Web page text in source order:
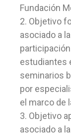
Fundación
2. Objetivo
asociado a la
estudiantes
seminarios
por
el marco de
3. Objetivo
asociado a la